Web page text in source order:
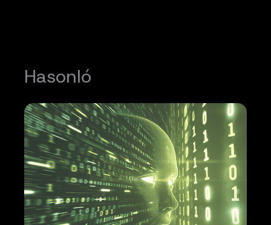
Hasonló